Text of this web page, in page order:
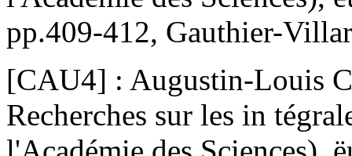
pp.409-412, Gauthier-
[CAU4] : Augustin-Louis
Recherches sur les in